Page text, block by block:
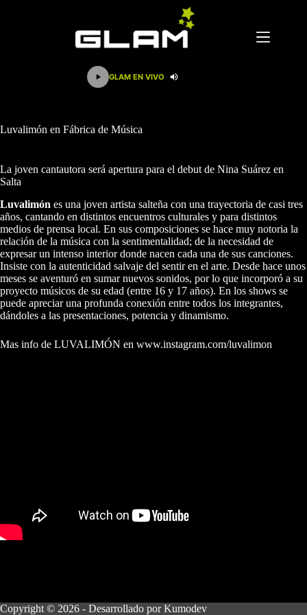
GLAM EN VIVO
Luvalimón en Fábrica de Música
La joven cantautora será apertura para el debut de Nina Suárez en
Salta
Luvalimón es una joven artista salteña con una trayectoria de casi tres
años, cantando en distintos encuentros culturales y para distintos
medios de prensa local. En sus composiciones se hace muy notoria la
relación de la música con la sentimentalidad; de la necesidad de
expresar un intenso interior donde nacen cada una de sus canciones.
Insiste con la autenticidad salvaje del sentir en el arte. Desde hace unos
meses se aventuró en sumar nuevos sonidos, por lo que incorporó a su
proyecto músicos de su edad (entre 16 y 17 años). En los shows se
puede apreciar una profunda conexión entre todos los integrantes,
dándoles a las presentaciones, potencia y dinamismo.
Mas info de LUVALIMÓN en www.instagram.com/luvalimon
Copyright © 2026 - Desarrollado porKumodev